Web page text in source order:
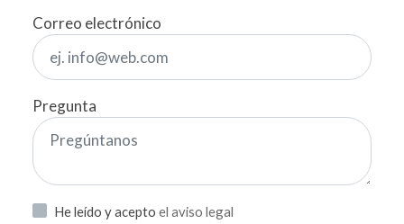
Correo electrónico
Pregunta
He leído y acepto el aviso legal